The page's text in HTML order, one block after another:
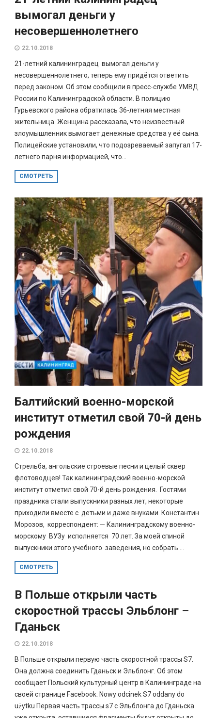
вымогал деньги у
несовершеннолетнего
22.10.2018
21-летний калининградец вымогал деньги у
несовершеннолетнего, теперь ему придётся ответить
перед законом. Об этом сообщили в пресс-службе УМВД
России по Калининградской области. В полицию
Гурьевского района обратилась 36-летняя местная
жительница. Женщина рассказала, что неизвестный
злоумышленник вымогает денежные средства у её сына.
Полицейские установили, что подозреваемый запугал 17-
летнего парня информацией, что...
СМОТРЕТЬ
Балтийский военно-морской
институт отметил свой 70-й день
рождения
22.10.2018
Стрельба, ангольские строевые песни и целый сквер
флотоводцев! Так калининградский военно-морской
институт отметил свой 70-й день рождения. Гостями
праздника стали выпускники разных лет, некоторые
приходили вместе с детьми и даже внуками. Константин
Морозов, корреспондент: — Калининградскому военно-
морскому ВУЗу исполняется 70 лет. За моей спиной
выпускники этого учебного заведения, но собрать ...
СМОТРЕТЬ
В Польше открыли часть
скоростной трассы Эльблонг –
Гданьск
22.10.2018
В Польше открыли первую часть скоростной трассы S7.
Она должна соединить Гданьск и Эльблонг. Об этом
сообщает Польский культурный центр в Калининграде на
своей странице Facebook. Nowy odcinek S7 oddany do
użytku Первая часть трассы s7 с Эльблонга до Гданьска